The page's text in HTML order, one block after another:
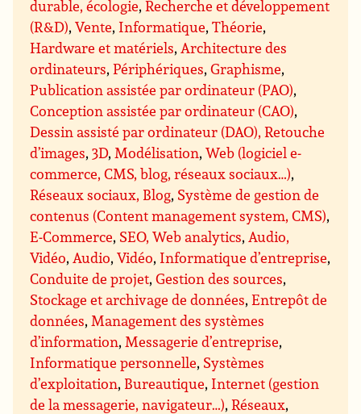
durable, écologie,Recherche et développement
(R&D),Vente, Informatique,Théorie,
Hardware et matériels, Architecture des
ordinateurs,Périphériques,Graphisme,
Publication assistée par ordinateur (PAO),
Conception assistée par ordinateur (CAO),
Dessin assisté par ordinateur (DAO), Retouche
d’images,3D, Modélisation,Web (logiciel e-
commerce, CMS, blog, réseaux sociaux…),
Réseaux sociaux, Blog, Système de gestion de
contenus (Content management system, CMS),
E-Commerce, SEO, Web analytics, Audio,
Vidéo, Audio,Vidéo, Informatique d’entreprise,
Conduite de projet,Gestion des sources,
Stockage et archivage de données,Entrepôt de
données, Management des systèmes
d’information, Messagerie d’entreprise,
Informatique personnelle, Systèmes
d’exploitation, Bureautique, Internet (gestion
de la messagerie, navigateur…),Réseaux,